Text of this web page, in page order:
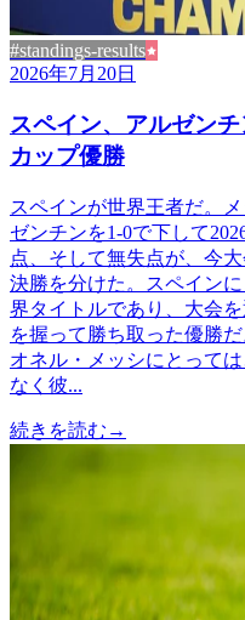
#standings-results
2026年7月20日
スペイン、アルゼン
カップ優勝
スペインが世界王者だ。
ゼンチンを1-0で下して
点、そして無失点が、今
決勝を分けた。スペイン
界タイトルであり、大会
を握って勝ち取った優勝
オネル・メッシにとって
なく彼...
続きを読む →